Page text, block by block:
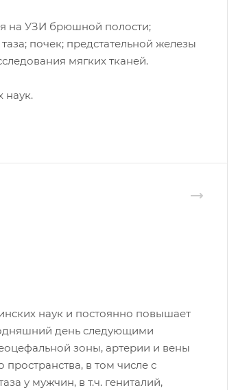
на УЗИ брюшной полости;
почек; предстательной железы
мягких тканей.
наук.
наук и постоянно повышает
день следующими
зоны, артерии и вены
в том числе с
у мужчин, в т.ч. гениталий,